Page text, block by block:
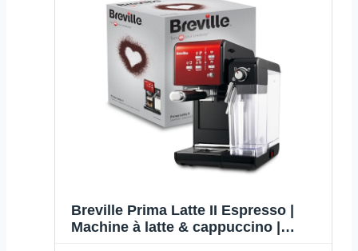
Breville Prima Latte II Espresso |
Machine à latte & cappuccino |